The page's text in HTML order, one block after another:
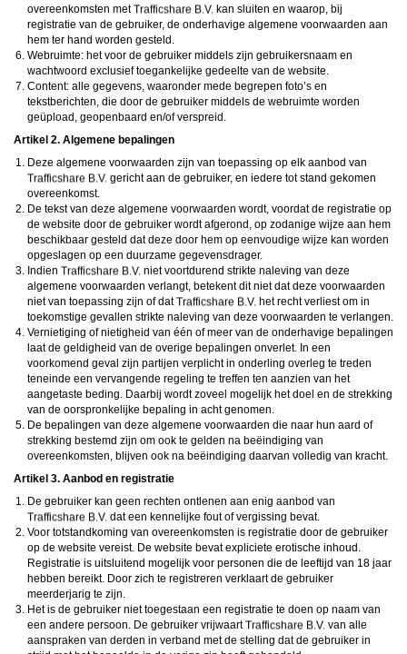
jouw kind seksueel getinte content of andere content waarvan hij schrikt, op
internet tegenkomt.
Via deze website verleent
chatdiensten voor entertainmentdoeleinden. Om van deze diensten gebruik te kunnen
maken, heb je credits nodig. Je ontvangt er bij jouw aanmelding een paar gratis, maar
daarna dien je voor credits te betalen. De kosten daarvoor tref je aan bij jouw
bestelling van credits en op de paginaKosten.
behoudt zich het recht voor om zelf profielen op deze website aan te
maken en namens deze profielen berichten aan jou als gebruiker te verzenden. Door
gefingeerd zijn. Deze gefingeerde profielen zijn alleen aangemaakt om berichten en
profiel zijn dan ook niet mogelijk.
Deze site wordt beschermd door reCAPTCHA, hetPrivacybeleiden deAlgemene
Voorwaardenvan Google zijn van toepassing.
hanteert een beschermplan met als doel het herkennen en in
bescherming nemen van consumenten die de aard van de diensten op deze website
mogelijk niet begrijpen. Het beschermplan houdt onder meer in dat jijzelf, maar ook
derden een toegangsverbod voor jou kunnen aanvragen. Meer informatie hierover tref
je aan op de paginaToegangsverbod.
Op het gebruik van deze website zijn dealgemene voorwaarden ,cookieverklaring
en
van toepassing. Door op
doorgaan"te klikken ga je met decookieverklaringenprivacybeleidakkoord.
Indien je je op de website registreert, ga je tevens akkoord met dealgemene
voorwaarden
overeenkomsten met
kan sluiten en waarop, bij
registratie van de gebruiker, de onderhavige algemene voorwaarden aan
hem ter hand worden gesteld.
Webruimte: het voor de gebruiker middels zijn gebruikersnaam en
wachtwoord exclusief toegankelijke gedeelte van de website.
Content: alle gegevens, waaronder mede begrepen foto’s en
tekstberichten, die door de gebruiker middels de webruimte worden
geüpload, geopenbaard en/of verspreid.
Artikel 2. Algemene bepalingen
Deze algemene voorwaarden zijn van toepassing op elk aanbod van
gericht aan de gebruiker, en iedere tot stand gekomen
overeenkomst.
De tekst van deze algemene voorwaarden wordt, voordat de registratie op
de website door de gebruiker wordt afgerond, op zodanige wijze aan hem
beschikbaar gesteld dat deze door hem op eenvoudige wijze kan worden
opgeslagen op een duurzame gegevensdrager.
Indien
niet voortdurend strikte naleving van deze
algemene voorwaarden verlangt, betekent dit niet dat deze voorwaarden
niet van toepassing zijn of dat
het recht verliest om in
toekomstige gevallen strikte naleving van deze voorwaarden te verlangen.
Vernietiging of nietigheid van één of meer van de onderhavige bepalingen
laat de geldigheid van de overige bepalingen onverlet. In een
voorkomend geval zijn partijen verplicht in onderling overleg te treden
teneinde een vervangende regeling te treffen ten aanzien van het
aangetaste beding. Daarbij wordt zoveel mogelijk het doel en de strekking
van de oorspronkelijke bepaling in acht genomen.
De bepalingen van deze algemene voorwaarden die naar hun aard of
strekking bestemd zijn om ook te gelden na beëindiging van
overeenkomsten, blijven ook na beëindiging daarvan volledig van kracht.
Artikel 3. Aanbod en registratie
De gebruiker kan geen rechten ontlenen aan enig aanbod van
dat een kennelijke fout of vergissing bevat.
Voor totstandkoming van overeenkomsten is registratie door de gebruiker
op de website vereist. De website bevat expliciete erotische inhoud.
Registratie is uitsluitend mogelijk voor personen die de leeftijd van 18 jaar
hebben bereikt. Door zich te registreren verklaart de gebruiker
meerderjarig te zijn.
Het is de gebruiker niet toegestaan een registratie te doen op naam van
een andere persoon. De gebruiker vrijwaart
van alle
aanspraken van derden in verband met de stelling dat de gebruiker in